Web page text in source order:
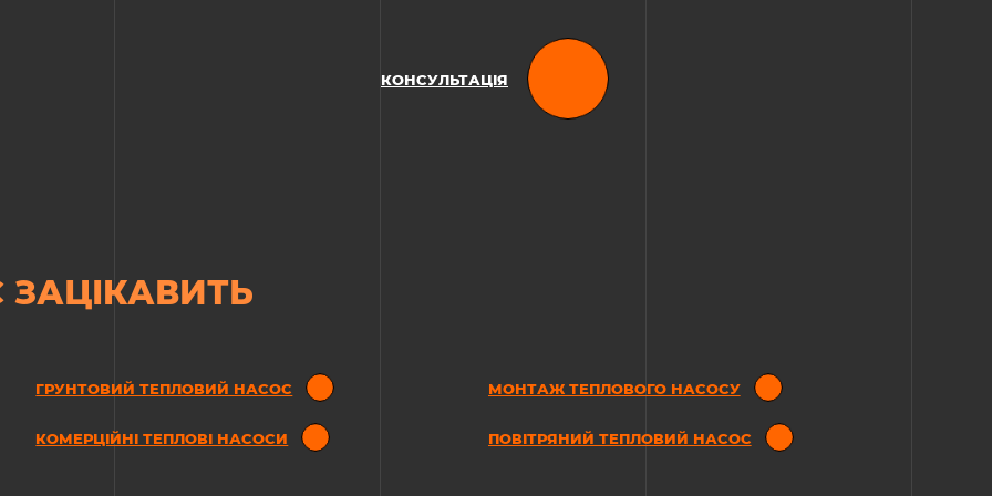
КОНСУЛЬТАЦІЯ
ГРУНТОВИЙ ТЕПЛОВИЙ НАСОС МОНТАЖ ТЕПЛОВОГО НАСОСУ
КОМЕРЦІЙНІ ТЕПЛОВІ НАСОСИ ПОВІТРЯНИЙ ТЕПЛОВИЙ НАСОС